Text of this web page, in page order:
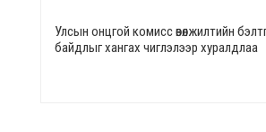
Улсын онцгой комисс өвөлжилтийн
байдлыг хангах чиглэлээр хуралдлаа